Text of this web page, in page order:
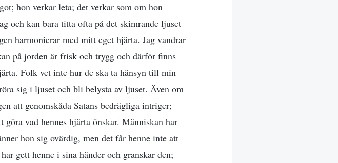
hon verkar leta; det verkar som om hon
och kan bara titta ofta på det skimrande ljuset
harmonierar med mitt eget hjärta. Jag vandrar
på jorden är frisk och trygg och därför finns
Folk vet inte hur de ska ta hänsyn till min
sig i ljuset och bli belysta av ljuset. Även om
att genomskåda Satans bedrägliga intriger;
vad hennes hjärta önskar. Människan har
hon sig ovärdig, men det får henne inte att
gett henne i sina händer och granskar den;